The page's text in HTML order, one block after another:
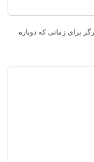
برای زمانی که دوباره